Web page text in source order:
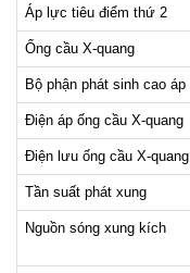
Áp lực tiêu điểm thứ 2
Ống cầu X-quang
Bộ phận phát sinh cao áp
Điện áp ống cầu X-quang
Điện lưu ống cầu X-quang
Tần suất phát xung
Nguồn sóng xung kích